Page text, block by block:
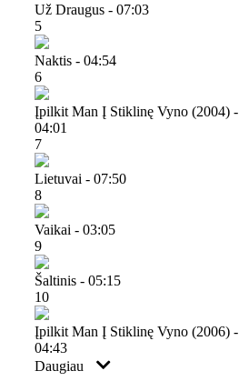
Už Draugus - 07:03
5
Naktis - 04:54
6
Įpilkit Man Į Stiklinę Vyno (2004) -
04:01
7
Lietuvai - 07:50
8
Vaikai - 03:05
9
Šaltinis - 05:15
10
Įpilkit Man Į Stiklinę Vyno (2006) -
04:43
Daugiau